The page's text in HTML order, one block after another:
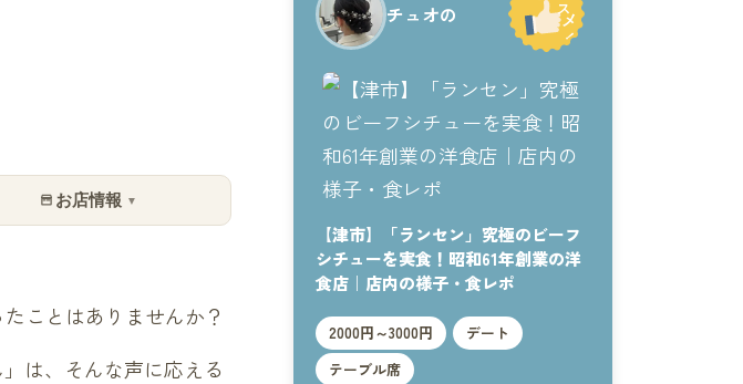
お店情報 ▼
ことはありませんか？
は、そんな声に応える
チュオの
【津市】「ランセン」究極のビーフ
シチューを実食！昭和61年創業の洋
食店｜店内の様子・食レポ
2000円～3000円
デート
テーブル席